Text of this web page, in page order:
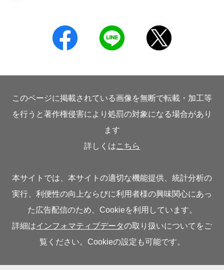
このページに掲載されている画像を無断で転載・加工等
を行うと著作権侵害により処罰の対象になる場合があり
ます
詳しくはこちら
本サイトでは、本サイトの適切な機能提供、統計分析の
実行、利便性の向上ならびに利用者様の興味関心にあっ
た広告配信のため、Cookieを利用しています。
詳細はインフォマティブデータの取り扱いについてをご
覧ください。Cookieの設定も可能です。